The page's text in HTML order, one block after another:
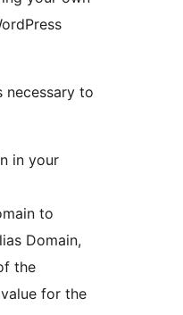
necessary to
in your
to
Domain,
the
for the